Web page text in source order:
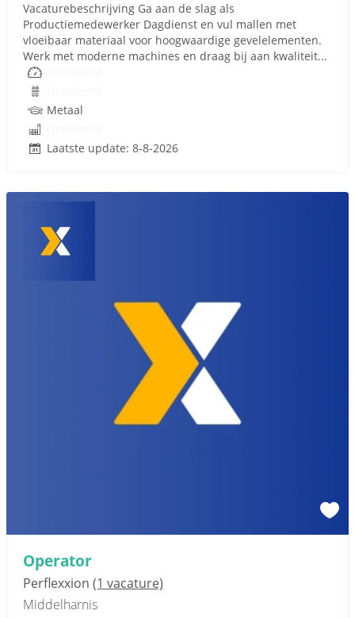
Vacaturebeschrijving Ga aan de slag als
Productiemedewerker Dagdienst en vul mallen met
vloeibaar materiaal voor hoogwaardige gevelelementen.
Werk met moderne machines en draag bij aan kwaliteit...
Metaal
Laatste update: 8-8-2026
Operator
Perflexxion (1 vacature)
Middelharnis